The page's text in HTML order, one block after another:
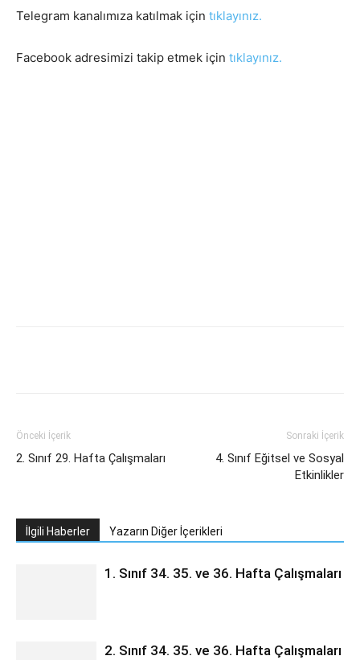
Telegram kanalımıza katılmak için tıklayınız.
Facebook adresimizi takip etmek için tıklayınız.
Önceki İçerik
2. Sınıf 29. Hafta Çalışmaları
Sonraki İçerik
4. Sınıf Eğitsel ve Sosyal
Etkinlikler
İlgili Haberler Yazarın Diğer İçerikleri
1. Sınıf 34. 35. ve 36. Hafta Çalışmaları
2. Sınıf 34. 35. ve 36. Hafta Çalışmaları